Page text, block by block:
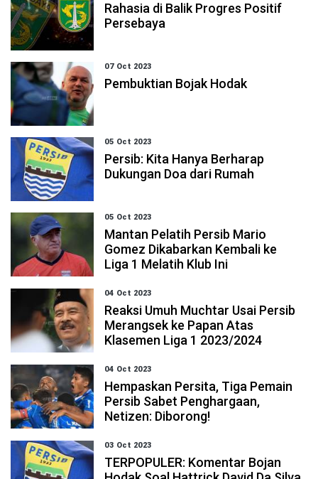
Rahasia di Balik Progres Positif
Persebaya
07 Oct 2023
Pembuktian Bojak Hodak
05 Oct 2023
Persib: Kita Hanya Berharap
Dukungan Doa dari Rumah
05 Oct 2023
Mantan Pelatih Persib Mario
Gomez Dikabarkan Kembali ke
Liga 1 Melatih Klub Ini
04 Oct 2023
Reaksi Umuh Muchtar Usai Persib
Merangsek ke Papan Atas
Klasemen Liga 1 2023/2024
04 Oct 2023
Hempaskan Persita, Tiga Pemain
Persib Sabet Penghargaan,
Netizen: Diborong!
03 Oct 2023
TERPOPULER: Komentar Bojan